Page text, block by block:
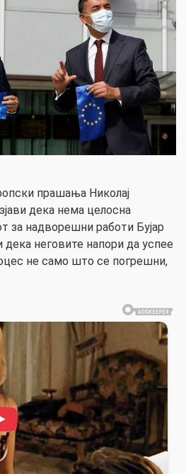
прашања Николај
дека нема целосна
за надворешни работи Бујар
дека неговите напори да успее
не само што се погрешни,